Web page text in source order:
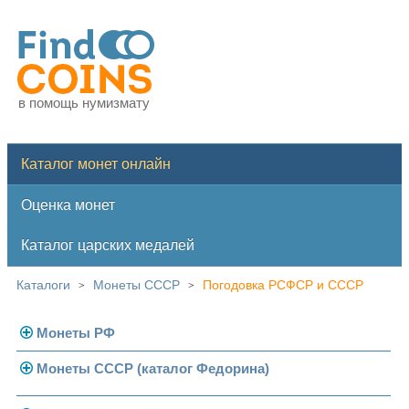
в помощь нумизмату
Каталог монет онлайн
Оценка монет
Каталог царских медалей
Каталоги > Монеты СССР > Погодовка РСФСР и СССР
Монеты РФ
Современная Россия
Монеты СССР (каталог Федорина)